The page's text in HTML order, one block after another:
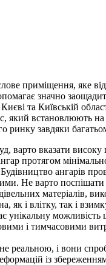
приміщення, яке
значно
та Київській
який встановлюють
ринку завдяки
варто вказати високу
протягом
ангарів
Не варто
матеріалів,
і влітку, так і
унікальну
і тимчасовими
реальною, і вони
із